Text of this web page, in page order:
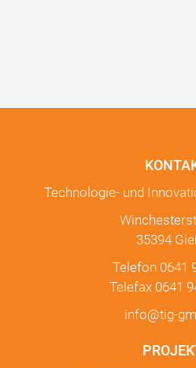
Technologie- und
35394
Telefon 0641
Telefax 0641
info@tig-